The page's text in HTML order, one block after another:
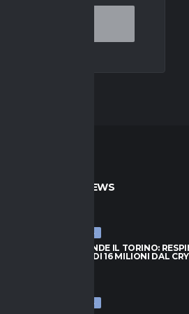
ULTIME NEWS
ULTIME NEWS
NJIE SI PRENDE IL TORINO:
L’OFFERTA DI 16 MILIONI DAL
ULTIME NEWS